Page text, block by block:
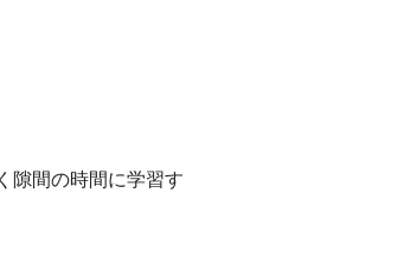
隙間の時間に学習す